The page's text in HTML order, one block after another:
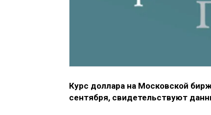
Курс доллара на Московской
сентября, свидетельствуют